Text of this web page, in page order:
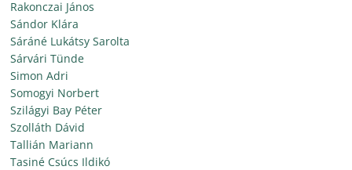
Rakonczai János
Sándor Klára
Sáráné Lukátsy Sarolta
Sárvári Tünde
Simon Adri
Somogyi Norbert
Szilágyi Bay Péter
Szolláth Dávid
Tallián Mariann
Tasiné Csúcs Ildikó